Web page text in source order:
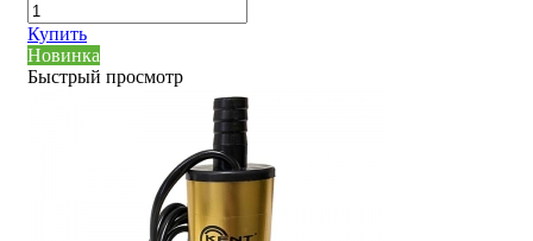
Купить
Новинка
Быстрый просмотр